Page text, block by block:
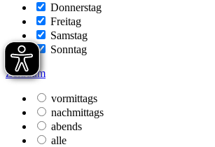
Donnerstag
Freitag
Samstag
Sonntag
Zeitraum
vormittags
nachmittags
abends
alle